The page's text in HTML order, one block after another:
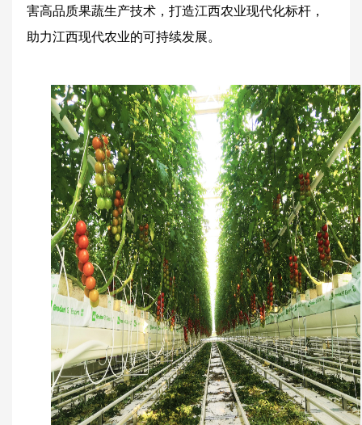
害高品质果蔬生产技术，打造江西农业现代化标杆，
助力江西现代农业的可持续发展。